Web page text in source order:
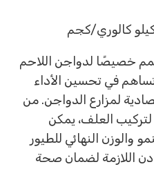
خصيصًا لدواجن اللاحم
في تحسين الأداء
لمزارع الدواجن. من
لتركيب العلف، يمكن
النهائي للطيور
اللازمة لضمان صحة